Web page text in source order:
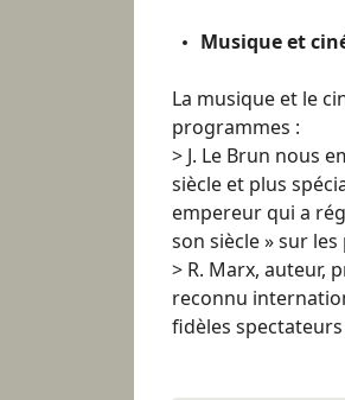
Musique et
La musique et le
programmes :
> J. Le Brun nous
siècle et plus
empereur qui a
son siècle » sur
> R. Marx, auteur,
reconnu
fidèles